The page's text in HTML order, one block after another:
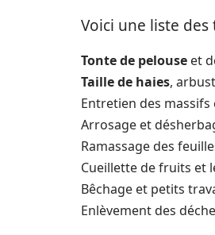
Voici une liste
Tonte de pelouse et
Taille de haies,
Entretien des
Arrosage et
Ramassage des
Cueillette de fruits et
Bêchage et petits
Enlèvement des